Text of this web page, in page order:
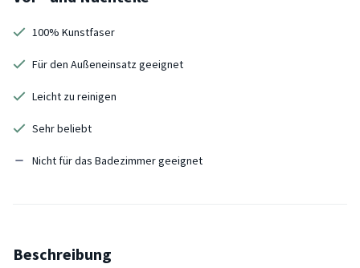
100% Kunstfaser
Für den Außeneinsatz geeignet
Leicht zu reinigen
Sehr beliebt
Nicht für das Badezimmer geeignet
Beschreibung